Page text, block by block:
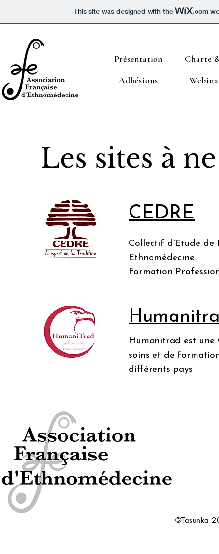
This site was designed with the .com
Présentation
Charte
Adhésions
Les sites à
CEDRE
Collectif d'Etude de
Ethnomédecine.
Formation
Humanitrad est une
soins et de
différents pays
©Tasunka